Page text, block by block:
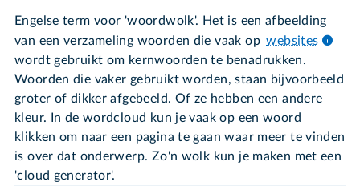
Engelse term voor 'woordwolk'. Het is een afbeelding
van een verzameling woorden die vaak op websites
wordt gebruikt om kernwoorden te benadrukken.
Woorden die vaker gebruikt worden, staan bijvoorbeeld
groter of dikker afgebeeld. Of ze hebben een andere
kleur. In de wordcloud kun je vaak op een woord
klikken om naar een pagina te gaan waar meer te vinden
is over dat onderwerp. Zo'n wolk kun je maken met een
'cloud generator'.